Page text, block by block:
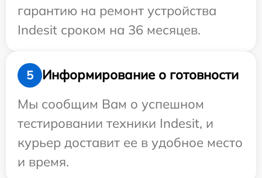
гарантию на ремонт устройства
Indesit сроком на 36 месяцев.
5
Информирование о готовности
Мы сообщим Вам о успешном
тестировании техники Indesit, и
курьер доставит ее в удобное место
и время.